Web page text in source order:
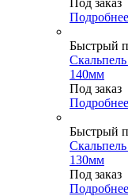
Подробнее
Быстрый
140мм
Под заказ
Подробнее
Быстрый
130мм
Под заказ
Подробнее